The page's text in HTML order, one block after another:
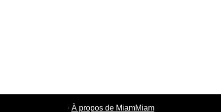
· À propos de MiamMiam